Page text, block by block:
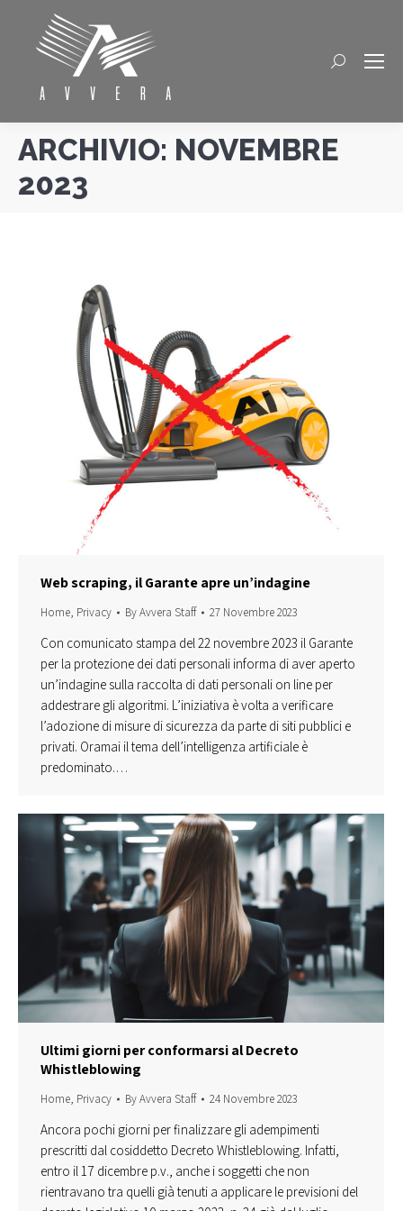
Cerca
ARCHIVIO: NOVEMBRE
2023
Web scraping, il Garante apre un’indagine
Home, Privacy ByAvvera Staff 27 Novembre 2023
Con comunicato stampa del 22 novembre 2023 il Garante
per la protezione dei dati personali informa di aver aperto
un’indagine sulla raccolta di dati personali on line per
addestrare gli algoritmi. L’iniziativa è volta a verificare
l’adozione di misure di sicurezza da parte di siti pubblici e
privati. Oramai il tema dell’intelligenza artificiale è
predominato.…
Ultimi giorni per conformarsi al Decreto
Whistleblowing
Home, Privacy ByAvvera Staff 24 Novembre 2023
Ancora pochi giorni per finalizzare gli adempimenti
prescritti dal cosiddetto Decreto Whistleblowing. Infatti,
entro il 17 dicembre p.v., anche i soggetti che non
rientravano tra quelli già tenuti a applicare le previsioni del